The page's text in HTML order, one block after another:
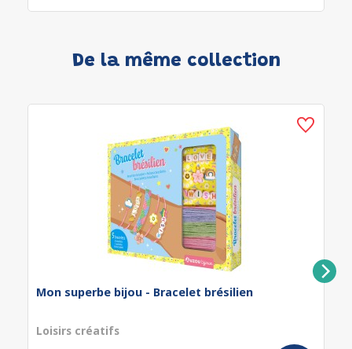
De la même collection
Mon superbe bijou - Bracelet brésilien
Loisirs créatifs